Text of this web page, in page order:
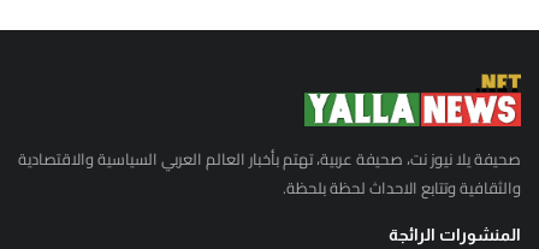
صحيفة يلا نيوز نت، صحيفة عربية، تهتم بأخبار العالم العربي السياسية والاقتصادية
والثقافية وتتابع الاحداث لحظة بلحظة.
المنشورات الرائجة